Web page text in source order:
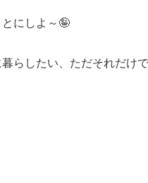
にしよ～🤪
らしたい、ただそれだけで